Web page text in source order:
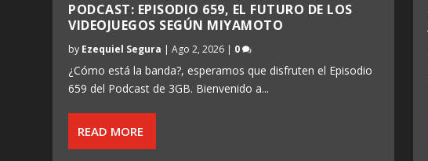
PODCAST: EPISODIO 659, EL FUTURO DE LOS
VIDEOJUEGOS SEGÚN MIYAMOTO
by Ezequiel Segura |Ago 2, 2026 | 0
¿Cómo está la banda?, esperamos que disfruten el Episodio
659 del Podcast de 3GB. Bienvenido a...
READ MORE